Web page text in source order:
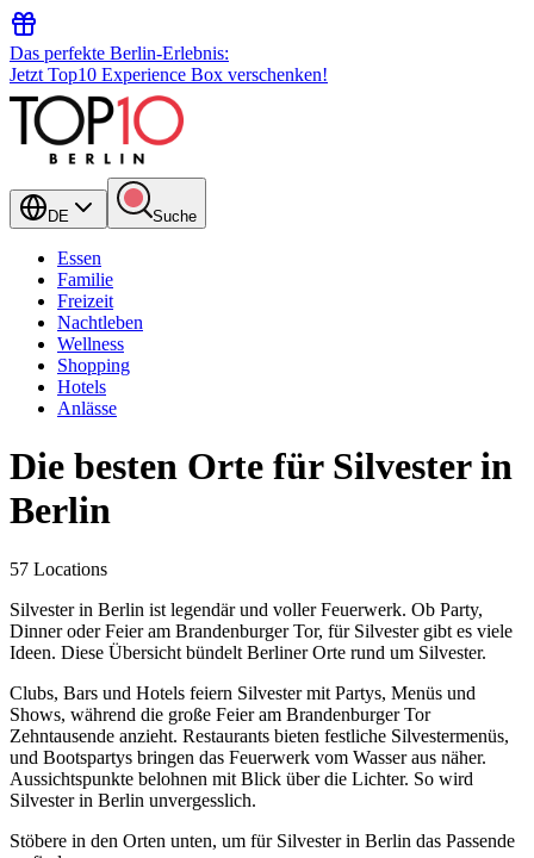
Das perfekte Berlin-Erlebnis:
Jetzt Top10 Experience Box verschenken!
DE Suche
Essen
Familie
Freizeit
Nachtleben
Wellness
Shopping
Hotels
Anlässe
Die besten Orte für Silvester in
Berlin
57 Locations
Silvester in Berlin ist legendär und voller Feuerwerk. Ob Party,
Dinner oder Feier am Brandenburger Tor, für Silvester gibt es viele
Ideen. Diese Übersicht bündelt Berliner Orte rund um Silvester.
Clubs, Bars und Hotels feiern Silvester mit Partys, Menüs und
Shows, während die große Feier am Brandenburger Tor
Zehntausende anzieht. Restaurants bieten festliche Silvestermenüs,
und Bootspartys bringen das Feuerwerk vom Wasser aus näher.
Aussichtspunkte belohnen mit Blick über die Lichter. So wird
Silvester in Berlin unvergesslich.
Stöbere in den Orten unten, um für Silvester in Berlin das Passende